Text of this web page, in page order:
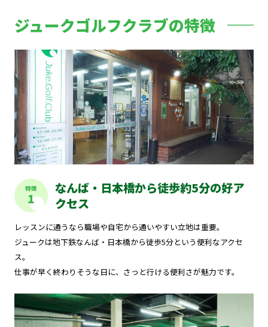
ジュークゴルフクラブの特徴
特徴
1
なんば・日本橋から徒歩約5分の好ア
クセス
レッスンに通うなら職場や自宅から通いやすい立地は重要。
ジュークは地下鉄なんば・日本橋から徒歩5分という便利なアクセ
ス。
仕事が早く終わりそうな日に、さっと行ける便利さが魅力です。